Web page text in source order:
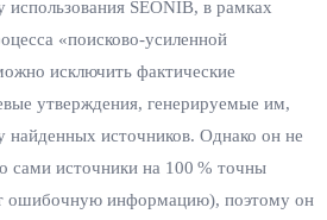
SEONIB, в рамках
«поисково‑усиленной
исключить фактические
утверждения, генерируемые им,
источников. Однако он не
сами источники на 100 % точны
ошибочную информацию), поэтому он